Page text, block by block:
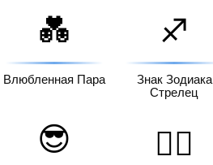
💑
Влюбленная Пара
♐
Знак Зодиака
Стрелец
😎 🙎‍♂️